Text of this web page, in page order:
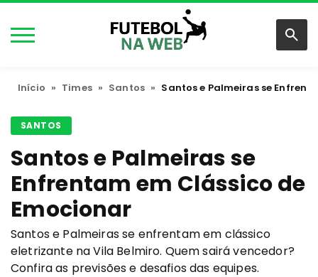
Início » Times » Santos » Santos e Palmeiras se
SANTOS
Santos e Palmeiras se
Enfrentam em Clássico de
Emocionar
Santos e Palmeiras se enfrentam em clássico
eletrizante na Vila Belmiro. Quem sairá vencedor?
Confira as previsões e desafios das equipes.